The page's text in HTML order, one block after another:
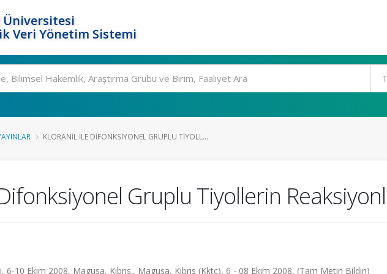
Veri Yönetim Sistemi
KLORANIL ILE DIFONKSIYONEL GRUPLU TIYOLL...
Gruplu Tiyollerin
6-10 Ekim 2008, Magusa, Kıbrıs., Magusa, Kıbrıs (Kktc), 6 - 08 Ekim 2008, (Tam Metin Bildiri)